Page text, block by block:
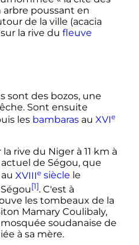
arbre poussant en
de la ville (acacia
la rive du fleuve
sont des bozos, une
Sont ensuite
les bambarasau XVIe
la rive du Niger à 11 km à
de Ségou, que
XVIIIesiècle le
[1]. C'est à
les tombeaux de la
Mamary Coulibaly,
soudanaise de
à sa mère.